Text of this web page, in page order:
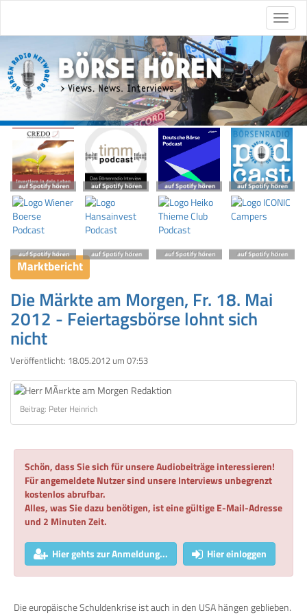
Marktbericht
Die Märkte am Morgen, Fr. 18. Mai
2012 - Feiertagsbörse lohnt sich
nicht
Veröffentlicht: 18.05.2012 um 07:53
Beitrag: Peter Heinrich
Schön, dass Sie sich für unsere Audiobeiträge interessieren!
Für angemeldete Nutzer sind unsere Interviews unbegrenzt
kostenlos abrufbar.
Alles, was Sie dazu benötigen, ist eine gültige E-Mail-Adresse
und 2 Minuten Zeit.
Hier gehts zur Anmeldung... Hier einloggen
Die europäische Schuldenkrise ist auch in den USA hängen geblieben.